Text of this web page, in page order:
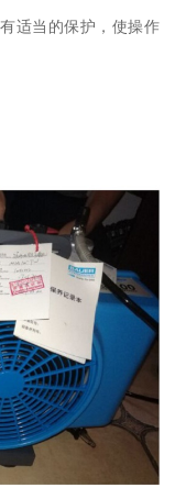
适当的保护，使操作